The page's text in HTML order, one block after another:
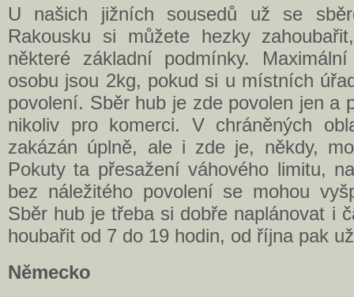
U našich jižních sousedů už se
Rakousku si můžete hezky
některé základní podmínky.
osobu jsou 2kg, pokud si u místních
povolení. Sběr hub je zde povolen jen a
nikoliv pro komerci. V chráněných
zakázán úplně, ale i zde je, někdy,
Pokuty ta přesažení váhového limitu,
bez náležitého povolení se mohou
Sběr hub je třeba si dobře naplánovat i
houbařit od 7 do 19 hodin, od října pak
Německo